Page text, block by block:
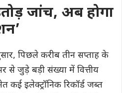
जांच, अब होगा
पिछले करीब तीन सप्ताह के
से जुड़े बड़ी संख्या में वित्तीय
कई इलेक्ट्रॉनिक रिकॉर्ड जब्त